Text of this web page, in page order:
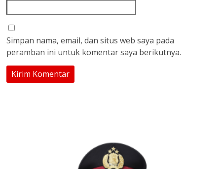
Simpan nama, email, dan situs web saya pada
peramban ini untuk komentar saya berikutnya.